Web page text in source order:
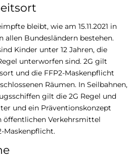
bleibt, wie am 15.11.2021 in
allen Bundesländern bestehen.
Kinder unter 12 Jahren, die
unterworfen sind. 2G gilt
und die FFP2-Maskenpflicht
Räumen. In Seilbahnen,
gilt die 2G Regel und
und ein Präventionskonzept
öffentlichen Verkehrsmittel
Maskenpflicht.